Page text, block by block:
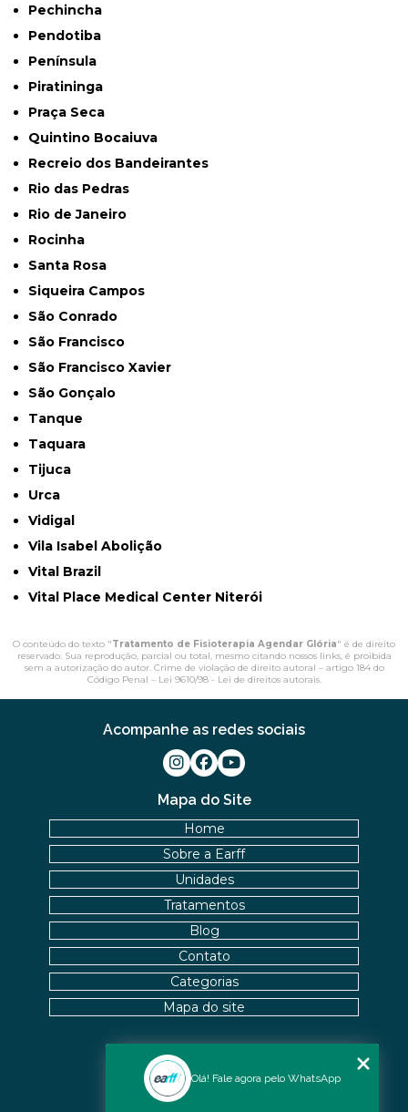
Pechincha
Pendotiba
Península
Piratininga
Praça Seca
Quintino Bocaiuva
Recreio dos Bandeirantes
Rio das Pedras
Rio de Janeiro
Rocinha
Santa Rosa
Siqueira Campos
São Conrado
São Francisco
São Francisco Xavier
São Gonçalo
Tanque
Taquara
Tijuca
Urca
Vidigal
Vila Isabel Abolição
Vital Brazil
Vital Place Medical Center Niterói
O conteúdo do texto "Tratamento de Fisioterapia Agendar Glória" é de direito
reservado. Sua reprodução, parcial ou total, mesmo citando nossos links, é proibida
sem a autorização do autor. Crime de violação de direito autoral – artigo 184 do
Código Penal – Lei 9610/98 - Lei de direitos autorais.
Nossas Unidades
Mapa do Site
Home
Sobre a Earff
Unidades
Tratamentos
Blog
Contato
Categorias
Mapa do site
Acompanhe as redes sociais
Olá! Fale agora pelo WhatsApp